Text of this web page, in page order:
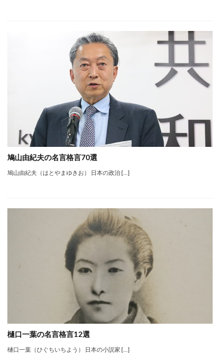
鳩山由紀夫の名言格言70選
鳩山由紀夫（はとやまゆきお） 日本の政治 […]
樋口一葉の名言格言12選
樋口一葉（ひぐちいちよう） 日本の小説家 […]